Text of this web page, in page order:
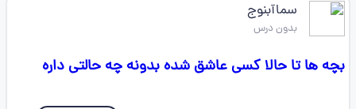
سماآبنوج
بدون درس
بچه ها تا حالا کسی عاشق شده بدونه چه حالتی داره